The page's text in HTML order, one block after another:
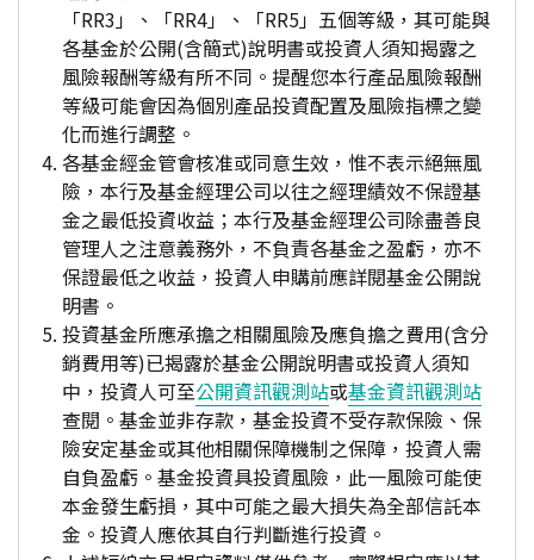
「RR3」、「RR4」、「RR5」五個等級，其可能與
各基金於公開(含簡式)說明書或投資人須知揭露之
風險報酬等級有所不同。提醒您本行產品風險報酬
等級可能會因為個別產品投資配置及風險指標之變
化而進行調整。
各基金經金管會核准或同意生效，惟不表示絕無風
險，本行及基金經理公司以往之經理績效不保證基
金之最低投資收益；本行及基金經理公司除盡善良
管理人之注意義務外，不負責各基金之盈虧，亦不
保證最低之收益，投資人申購前應詳閱基金公開說
明書。
投資基金所應承擔之相關風險及應負擔之費用(含分
銷費用等)已揭露於基金公開說明書或投資人須知
中，投資人可至公開資訊觀測站或基金資訊觀測站
查閱。基金並非存款，基金投資不受存款保險、保
險安定基金或其他相關保障機制之保障，投資人需
自負盈虧。基金投資具投資風險，此一風險可能使
本金發生虧損，其中可能之最大損失為全部信託本
金。投資人應依其自行判斷進行投資。